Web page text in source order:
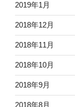
2019年1月
2018年12月
2018年11月
2018年10月
2018年9月
2018年8月